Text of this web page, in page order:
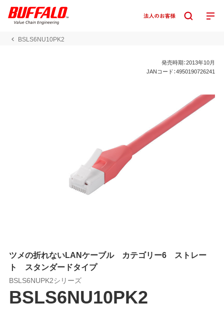
BSLS6NU10PK2
発売時期：2013年10月
JANコード：4950190726241
ツメの折れないLANケーブル カテゴリー6 ストレー
ト スタンダードタイプ
BSLS6NUPK2シリーズ
BSLS6NU10PK2